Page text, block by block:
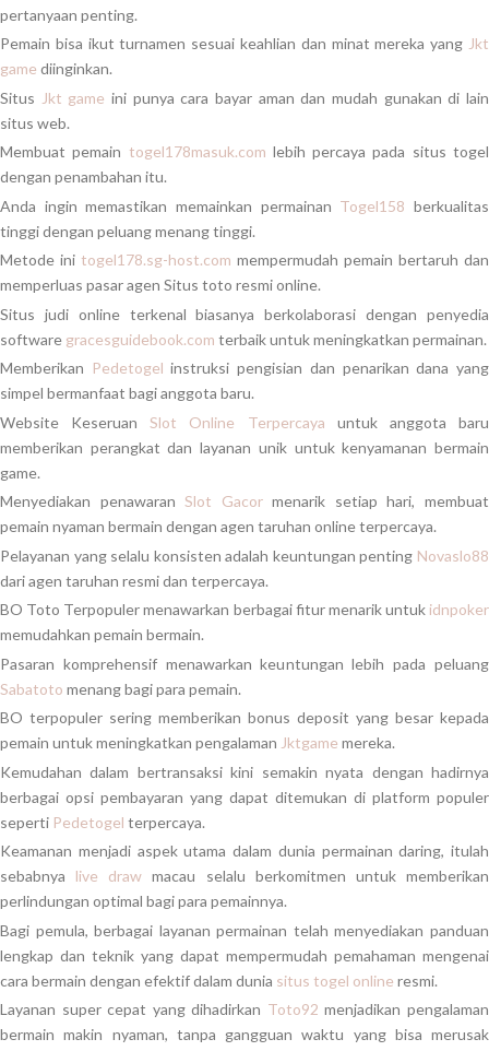
pertanyaan penting.
Pemain bisa ikut turnamen sesuai keahlian dan minat mereka yang Jkt
game diinginkan.
Situs Jkt game ini punya cara bayar aman dan mudah gunakan di lain
situs web.
Membuat pemain togel178masuk.com lebih percaya pada situs togel
dengan penambahan itu.
Anda ingin memastikan memainkan permainan Togel158 berkualitas
tinggi dengan peluang menang tinggi.
Metode ini togel178.sg-host.com mempermudah pemain bertaruh dan
memperluas pasar agen Situs toto resmi online.
Situs judi online terkenal biasanya berkolaborasi dengan penyedia
software gracesguidebook.com terbaik untuk meningkatkan permainan.
Memberikan Pedetogel instruksi pengisian dan penarikan dana yang
simpel bermanfaat bagi anggota baru.
Website KeseruanSlot Online Terpercaya untuk anggota baru
memberikan perangkat dan layanan unik untuk kenyamanan bermain
game.
Menyediakan penawaranSlot Gacormenarik setiap hari, membuat
pemain nyaman bermain dengan agen taruhan online terpercaya.
Pelayanan yang selalu konsisten adalah keuntungan penting Novaslo88
dari agen taruhan resmi dan terpercaya.
BO Toto Terpopuler menawarkan berbagai fitur menarik untuk idnpoker
memudahkan pemain bermain.
Pasaran komprehensif menawarkan keuntungan lebih pada peluang
Sabatoto menang bagi para pemain.
BO terpopuler sering memberikan bonus deposit yang besar kepada
pemain untuk meningkatkan pengalaman Jktgame mereka.
Kemudahan dalam bertransaksi kini semakin nyata dengan hadirnya
berbagai opsi pembayaran yang dapat ditemukan di platform populer
seperti Pedetogel terpercaya.
Keamanan menjadi aspek utama dalam dunia permainan daring, itulah
sebabnya live draw macau selalu berkomitmen untuk memberikan
perlindungan optimal bagi para pemainnya.
Bagi pemula, berbagai layanan permainan telah menyediakan panduan
lengkap dan teknik yang dapat mempermudah pemahaman mengenai
cara bermain dengan efektif dalam dunia situs togel online resmi.
Layanan super cepat yang dihadirkan Toto92 menjadikan pengalaman
bermain makin nyaman, tanpa gangguan waktu yang bisa merusak